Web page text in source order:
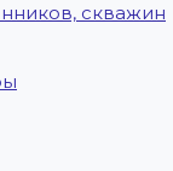
скважин